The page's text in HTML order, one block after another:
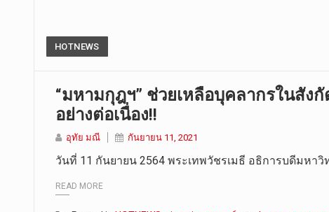
HOTNEWS
“มหามกุฎฯ” ช่วยเหลือบุคลากรในสัง
อย่างต่อเนื่อง!!
อุทัย มณี กันยายน 11, 2021
วันที่ 11 กันยายน 2564 พระเทพวัชรเมธี อธิการบดีมหา
READ MORE